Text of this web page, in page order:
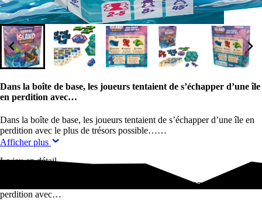
Dans la boîte de base, les joueurs tentaient de s’échapper d’une île
en perdition avec…
Dans la boîte de base, les joueurs tentaient de s’échapper d’une île en
perdition avec le plus de trésors possible……
Afficher plus
Le jeu en détail
Dans la boîte de base, les joueurs tentaient de s’échapper d’une île en
perdition avec…